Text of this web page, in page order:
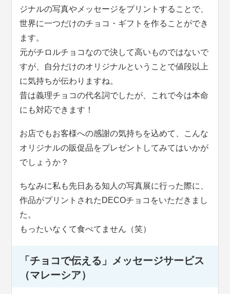
ジナルの写真やメッセージをプリントすることで、
世界に一つだけのチョコ・ギフトを作ることができ
ます。
元がチロルチョコなので決して高いものではないで
すが、自分だけのオリジナルということで値段以上
に気持ちが伝わりますね。
昔は義理チョコの代名詞でしたが、これで今は本命
にも対応できます！
お店でもお客様への感謝の気持ちを込めて、こんな
オリジナルの販促品をプレゼントしてみてはいかが
でしょうか？
ちなみに私も先日ある知人の写真展に行った際に、
作品がプリントされたDECOチョコをいただきまし
た。
もったいなくて食べてません（笑）
「チョコで伝える」メッセージサービス
（マレーシア）